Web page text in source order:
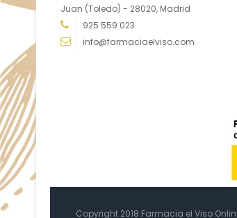
Juan (Toledo) - 28020, Madrid
925 559 023
info@farmaciaelviso.com
Copyright 2018 Farmacia el Viso